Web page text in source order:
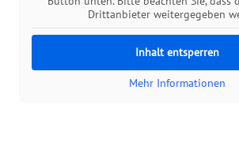
Drittanbieter weitergegeben
Inhalt entsperren
Mehr Informationen